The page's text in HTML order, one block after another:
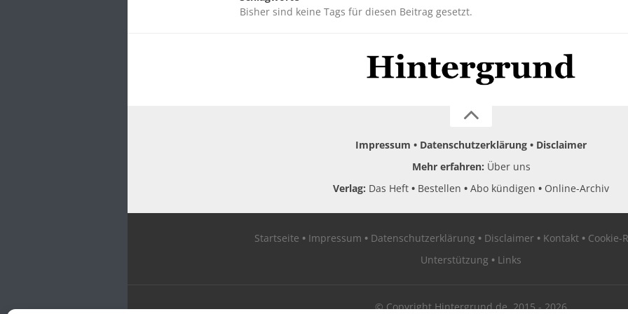
Bisher sind keine Tags für diesen Beitrag gesetzt.
Impressum Datenschutzerklärung
Disclaimer
Mehr erfahren: Über uns
Verlag: Das Heft Bestellen Abo kündigen Online-Archiv
Startseite Impressum Datenschutzerklärung Disclaimer Kontakt
Cookie-
Unterstützung
Links
© Copyright Hintergrund.de, 2015 - 2026